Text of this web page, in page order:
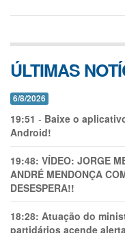
ÚLTIMAS
6/8/2026
19:51 - Baixe o
Android!
19:48: VÍDEO: JORGE
ANDRÉ MENDONÇA
DESESPERA!!
18:28: Atuação do
partidários acende